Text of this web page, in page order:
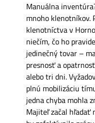
Manuálna
mnoho klenotníkov.
klenotníctva v
niečím, čo ho
jedinečný tovar –
presnosť a
alebo tri dni.
plnú mobilizáciu
jedna chyba mohla
Majiteľ začal hľadať